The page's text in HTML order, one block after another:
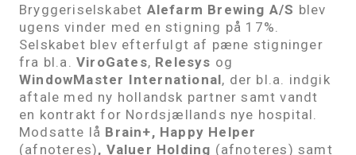
Bryggeriselskabet Alefarm Brewing A/S blev
ugens vinder med en stigning på 17%.
Selskabet blev efterfulgt af pæne stigninger
fra bl.a. ViroGates, Relesys og
WindowMaster International, der bl.a. indgik
aftale med ny hollandsk partner samt vandt
en kontrakt for Nordsjællands nye hospital.
Modsatte lå Brain+, Happy Helper
(afnoteres), Valuer Holding (afnoteres) samt